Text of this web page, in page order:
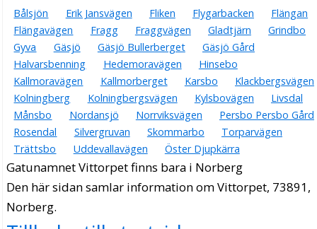
Bålsjön Erik Jansvägen Fliken Flygarbacken
Flängan
Flängavägen
Fragg Fraggvägen Gladtjärn
Grindbo
Gyva
Gäsjö Gäsjö Bullerberget
Gäsjö Gård
Halvarsbenning
Hedemoravägen
Hinsebo
Kallmoravägen
Kallmorberget Karsbo
Klackbergsvägen
Kolningberg
Kolningbergsvägen Kylsbovägen
Livsdal
Månsbo
Nordansjö Norrviksvägen
Persbo Persbo Gård
Rosendal
Silvergruvan Skommarbo
Torparvägen
Trättsbo
Uddevallavägen Öster Djupkärra
Gatunamnet Vittorpet finns bara i Norberg
Den här sidan samlar information om Vittorpet, 73891,
Norberg.